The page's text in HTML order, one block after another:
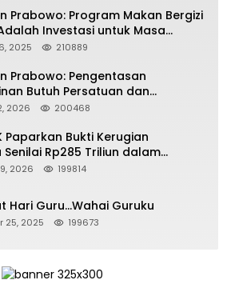
Prabowo: Program Makan Bergizi
Investasi untuk Masa
2025 210889
Prabowo: Pengentasan
Butuh Persatuan dan
yang Bertanggung Jawab
2026 200468
Paparkan Bukti Kerugian
Senilai Rp285 Triliun dalam
Korupsi PT Pertamina
2026 199814
Hari Guru…Wahai Guruku
25, 2025 199673